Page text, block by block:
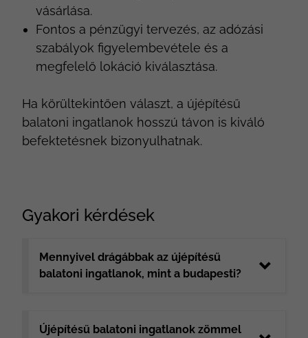
vásárlása.
Fontos a pénzügyi tervezés, az adózási
szabályok figyelembevétele és a
megfelelő lokáció kiválasztása.
Ha körültekintően választ, a újépítésű
balatoni ingatlanok hosszú távon is kiváló
befektetésnek bizonyulhatnak.
Gyakori kérdések
Mennyivel drágábbak az újépítésű
balatoni ingatlanok, mint a budapesti?
Újépítésű balatoni ingatlanok zömmel